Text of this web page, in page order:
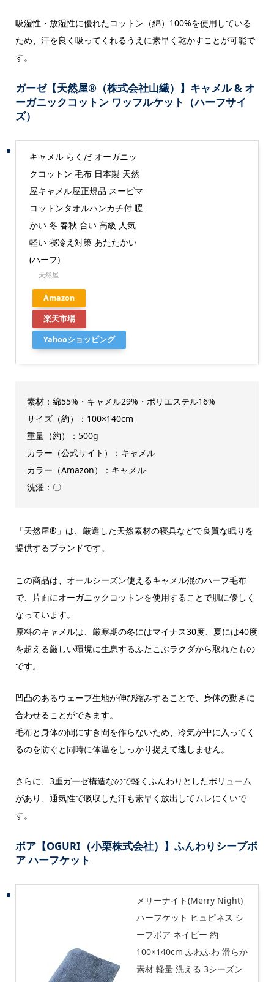
吸湿性・放湿性に優れたコットン（綿）100%を使用している
ため、汗を良く吸ってくれるうえに素早く乾かすことが可能で
す。
ガーゼ【天然屋®（株式会社山繊）】キャメル & オ
ーガニックコットン ワッフルケット（ハーフサイ
ズ）
キャメル らくだ オーガニッ
クコットン 毛布 日本製 天然
屋キャメル屋正規品 スーピマ
コットンタオルハンカチ付 暖
かい 冬 春秋 合い 高級 人気
軽い 寝冷え対策 あたたかい
(ハーフ)
天然屋
Amazon
楽天市場
Yahooショッピング
素材：綿55%・キャメル29%・ポリエステル16%
サイズ（約）：100×140cm
重量（約）：500g
カラー（公式サイト）：キャメル
カラー（Amazon）：キャメル
洗濯：〇
「天然屋®」は、厳選した天然素材の寝具などで良質な眠りを
提供するブランドです。
この商品は、オールシーズン使えるキャメル混のハーフ毛布
で、片面にオーガニックコットンを使用することで肌に優しく
なっています。
原料のキャメルは、厳寒期の冬にはマイナス30度、夏には40度
を超える厳しい環境に生息するふたこぶラクダから取れたもの
です。
凹凸のあるウェーブ生地が伸び縮みすることで、身体の動きに
合わせることができます。
毛布と身体の間にすき間を作らないため、冷気が中に入ってく
るのを防ぐと同時に体温をしっかり捉えて逃しません。
さらに、3重ガーゼ構造なので軽くふんわりとしたボリューム
があり、通気性で吸収した汗も素早く放出してムレにくいで
す。
ボア【OGURI（小栗株式会社）】ふんわりシープボ
ア ハーフケット
メリーナイト(Merry Night)
ハーフケット ヒュピネス シ
ープボア ネイビー 約
100×140cm ふわふわ 滑らか
素材 軽量 洗える 3シーズン